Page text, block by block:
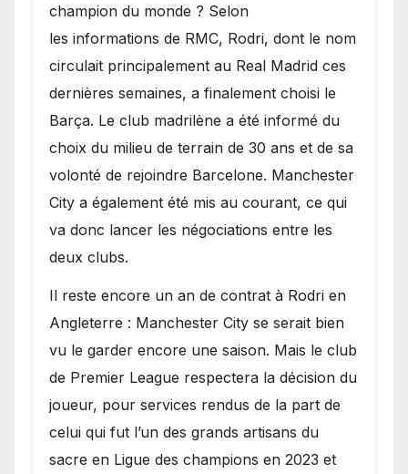
champion du monde ? Selon
les informations de RMC, Rodri, dont le nom
circulait principalement au Real Madrid ces
dernières semaines, a finalement choisi le
Barça. Le club madrilène a été informé du
choix du milieu de terrain de 30 ans et de sa
volonté de rejoindre Barcelone. Manchester
City a également été mis au courant, ce qui
va donc lancer les négociations entre les
deux clubs.
​Il reste encore un an de contrat à Rodri en
Angleterre : Manchester City se serait bien
vu le garder encore une saison. Mais le club
de Premier League respectera la décision du
joueur, pour services rendus de la part de
celui qui fut l’un des grands artisans du
sacre en Ligue des champions en 2023 et